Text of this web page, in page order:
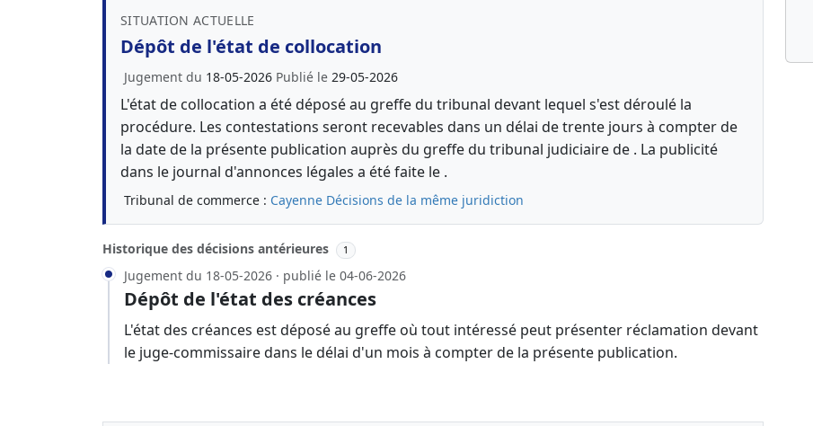
SITUATION ACTUELLE
Dépôt de l'état de collocation
Jugement du 18-05-2026 Publié le 29-05-2026
L'état de collocation a été déposé au greffe du tribunal devant lequel s'est déroulé la
procédure. Les contestations seront recevables dans un délai de trente jours à compter de
la date de la présente publication auprès du greffe du tribunal judiciaire de . La publicité
dans le journal d'annonces légales a été faite le .
Tribunal de commerce : Cayenne Décisions de la même juridiction
Historique des décisions antérieures 1
Jugement du 18-05-2026 · publié le 04-06-2026
Dépôt de l'état des créances
L'état des créances est déposé au greffe où tout intéressé peut présenter réclamation devant
le juge-commissaire dans le délai d'un mois à compter de la présente publication.